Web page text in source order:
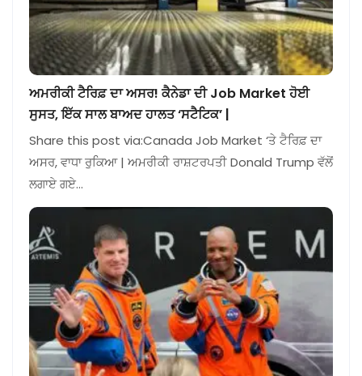
ਅਮਰੀਕੀ ਟੈਰਿਫ਼ ਦਾ ਅਸਰ! ਕੈਨੇਡਾ ਦੀ Job Market ਹੋਈ
ਸੁਸਤ, ਇੱਕ ਸਾਲ ਬਾਅਦ ਹਾਲਤ ‘ਸਟੈਟਿਕ’ |
Share this post via:Canada Job Market ‘ਤੇ ਟੈਰਿਫ਼ ਦਾ
ਅਸਰ, ਵਾਧਾ ਰੁਕਿਆ | ਅਮਰੀਕੀ ਰਾਸ਼ਟਰਪਤੀ Donald Trump ਵੱਲੋਂ
ਲਗਾਏ ਗਏ…